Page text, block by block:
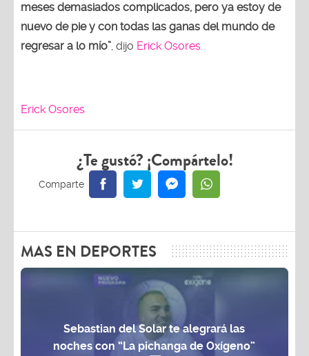
meses demasiados complicados, pero ya estoy de
nuevo de pie y con todas las ganas del mundo de
regresar a lo mío”, dijo Erick Osores.
Erick Osores
¿Te gustó? ¡Compártelo!
MAS EN DEPORTES
Sebastian del Solar te alegrará las
noches con “La pichanga de Oxígeno”